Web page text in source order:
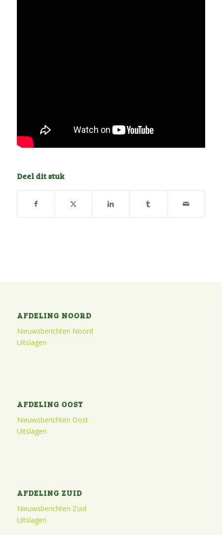
Deel dit stuk
AFDELING NOORD
Nieuwsberichten Noord
Uitslagen
AFDELING OOST
Nieuwsberichten Oost
Uitslagen
AFDELING ZUID
Nieuwsberichten Zuid
Uitslagen